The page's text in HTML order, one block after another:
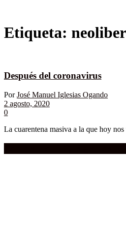
Etiqueta:
Después del coronavirus
Por José Manuel Iglesias Ogando
2 agosto, 2020
0
La cuarentena masiva a la que hoy